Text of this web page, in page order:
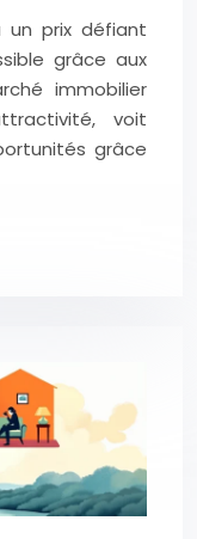
un prix défiant
grâce aux
immobilier
voit
grâce